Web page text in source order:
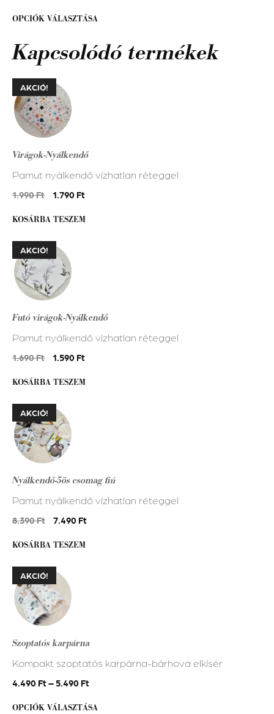
OPCIÓK VÁLASZTÁSA
termékoldalon
ki
Kapcsolódó termékek
AKCIÓ!
Virágok-Nyálkendő
Pamut nyálkendő vízhatlan réteggel
1.990Ft
Original
was:
1.790 FtCurrent
is:
KOSÁRBA TESZEM
AKCIÓ!
Futó virágok-Nyálkendő
Pamut nyálkendő vízhatlan réteggel
1.690Ft
Original
was:
1.590 FtCurrent
is:
KOSÁRBA TESZEM
AKCIÓ!
Nyálkendő-5ös csomag fiú
Pamut nyálkendő vízhatlan réteggel
8.390Ft
Original
was:
7.490 FtCurrent
KOSÁRBA TESZEM
AKCIÓ!
Szoptatós karpárna
Kompakt szoptatós karpárna-bárhova elkísér
4.490 Ft– 5.490 Ft
OPCIÓK VÁLASZTÁSA
Ennek
a
terméknek
több
van.
A
változatok
termékoldalon